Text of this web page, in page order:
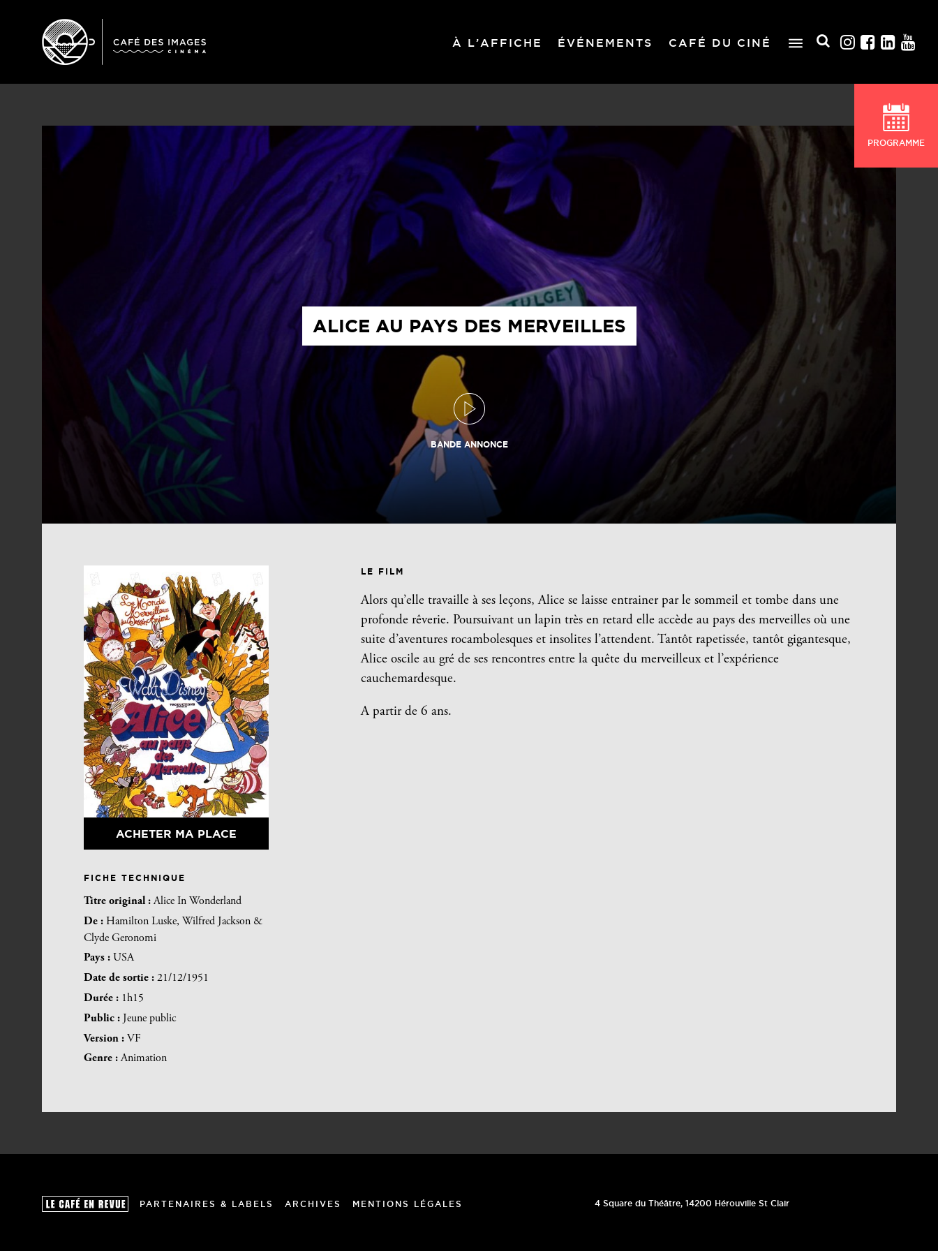
À L’AFFICHE ÉVÉNEMENTS CAFÉ DU CINÉ
ALICE AU PAYS DES MERVEILLES
BANDE ANNONCE
ACHETER MA PLACE
FICHE TECHNIQUE
Titre original :Alice In Wonderland
De : Hamilton Luske, Wilfred Jackson &
Clyde Geronomi
Pays : USA
Date de sortie : 21/12/1951
Durée : 1h15
Public : Jeune public
Version : VF
Genre :Animation
LE FILM
Alors qu’elle travaille à ses leçons, Alice se laisse entrainer par le sommeil et tombe dans une
profonde rêverie. Poursuivant un lapin très en retard elle accède au pays des merveilles où une
suite d’aventures rocambolesques et insolites l’attendent. Tantôt rapetissée, tantôt gigantesque,
Alice oscile au gré de ses rencontres entre la quête du merveilleux et l’expérience
cauchemardesque.
A partir de 6 ans.
PROGRAMME
PARTENAIRES & LABELS ARCHIVES MENTIONS LÉGALES 4 Square du Théâtre, 14200 Hérouville St Clair